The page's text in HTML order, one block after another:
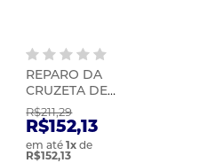
REPARO DA
CRUZETA DE
TRANSMISSAO C/
ROLAMENTO |
MIC | 0884
R$211,29
R$152,13
em até1x de
R$152,13